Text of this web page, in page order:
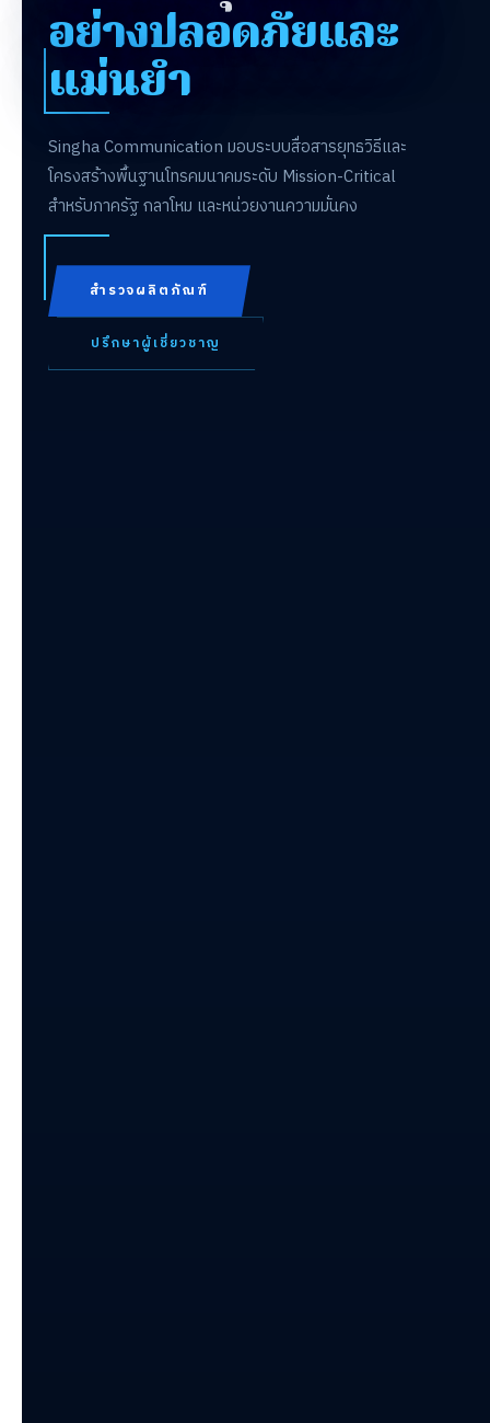
อย่างปลอดภัยและ
แม่นยำ
Singha Communication มอบระบบสื่อสารยุทธวิธีและ
โครงสร้างพื้นฐานโทรคมนาคมระดับ Mission-Critical
สำหรับภาครัฐ กลาโหม และหน่วยงานความมั่นคง
สำรวจผลิตภัณฑ์
ปรึกษาผู้เชี่ยวชาญ